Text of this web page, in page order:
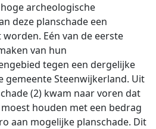
archeologische
deze planschade een
Eén van de eerste
van hun
tegen een dergelijke
gemeente Steenwijkerland. Uit
(2) kwam naar voren dat
houden met een bedrag
aan mogelijke planschade. Dit